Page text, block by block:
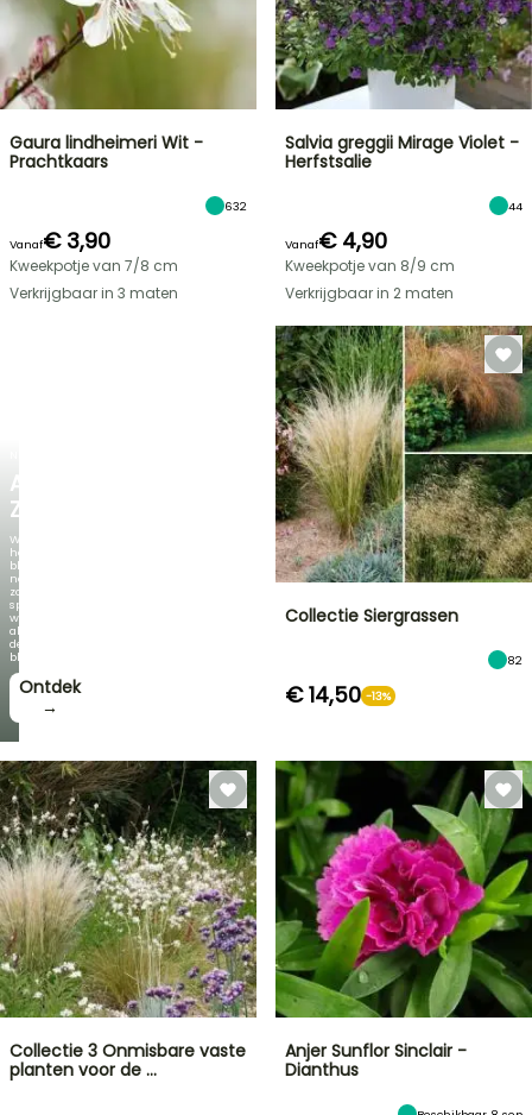
AGAPANTHUS
ZAMBEZI
Wanneer
het
blad
net
zo
spectaculair
wordt
als
de
bloei!
Ontdek
→
Gaura lindheimeri Wit -
Prachtkaars
632
Vanaf€ 3,90
Kweekpotje van 7/8 cm
Verkrijgbaar in 3 maten
Salvia greggii Mirage Violet -
Herfstsalie
44
Vanaf€ 4,90
Kweekpotje van 8/9 cm
Verkrijgbaar in 2 maten
Collectie Siergrassen
82
€ 14,50 -13%
Collectie 3 Onmisbare vaste
planten voor de …
Anjer Sunflor Sinclair -
Dianthus